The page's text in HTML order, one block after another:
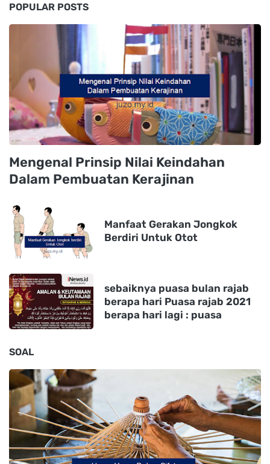
POPULAR POSTS
Mengenal Prinsip Nilai Keindahan
Dalam Pembuatan Kerajinan
Manfaat Gerakan Jongkok
Berdiri Untuk Otot
sebaiknya puasa bulan rajab
berapa hari Puasa rajab 2021
berapa hari lagi : puasa
SOAL